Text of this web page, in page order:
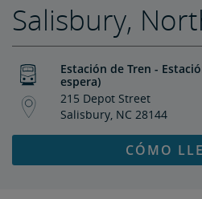
Salisbury,
Estación de Tren -
espera)
215 Depot Street
Salisbury, NC 28144
CÓMO